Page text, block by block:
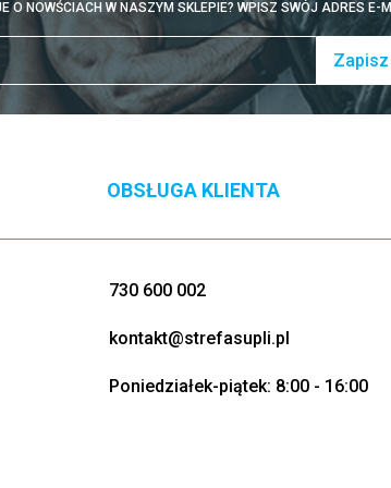
O NOWŚCIACH W NASZYM SKLEPIE? WPISZ SWÓJ ADRES E-
OBSŁUGA KLIENTA
730 600 002
kontakt@strefasupli.pl
Poniedziałek-piątek: 8:00 - 16:00